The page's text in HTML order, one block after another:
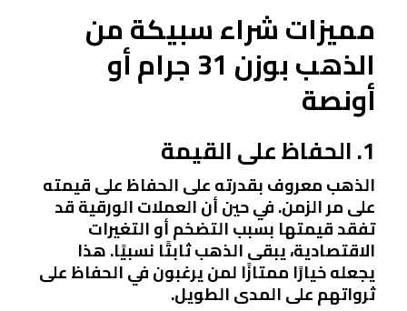
مميزات شراء سبيكة من
الذهب بوزن 31 جرام أو
أونصة
1. الحفاظ على القيمة
الذهب معروف بقدرته على الحفاظ على قيمته
على مر الزمن. في حين أن العملات الورقية قد
تفقد قيمتها بسبب التضخم أو التغيرات
الاقتصادية، يبقى الذهب ثابتًا نسبيًا. هذا
يجعله خيارًا ممتازًا لمن يرغبون في الحفاظ على
ثرواتهم على المدى الطويل.